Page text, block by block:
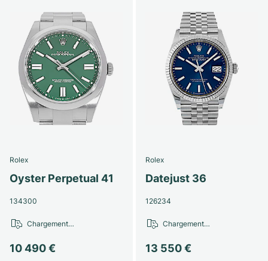
Rolex
Oyster Perpetual 41
134300
10 490 €
Chargement…
Rolex
Datejust 36
126234
13 550 €
Chargement…